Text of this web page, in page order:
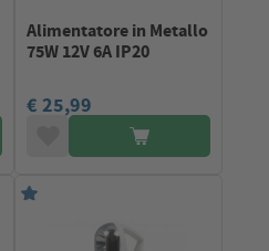
Alimentatore in Metallo
75W 12V 6A IP20
€ 25,99